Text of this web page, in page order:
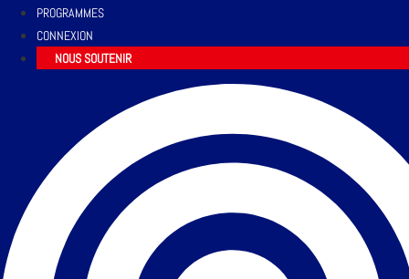
PROGRAMMES
CONNEXION
NOUS SOUTENIR